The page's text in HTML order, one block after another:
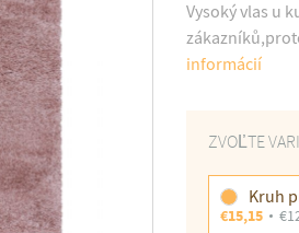
Vysoký vlas u
informácií
ZVOĽTE
Kruh
€15,15